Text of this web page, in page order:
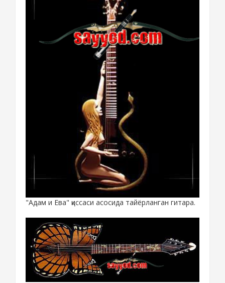
"Адам и Ева" қиссаси асосида тайёрланган гитара.